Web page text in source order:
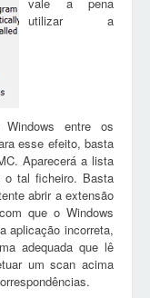
utilizar a
Windows entre os
esse efeito, basta
Aparecerá a lista
o tal ficheiro. Basta
abrir a extensão
que o Windows
aplicação incorreta,
adequada que lê
um scan acima